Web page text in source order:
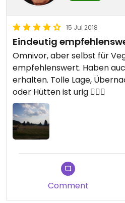
15 Jul 2018
Eindeutig
Omnivor, aber selbst für
empfehlenswert. Haben
erhalten. Tolle Lage,
oder Hütten ist urig 👍🏻🤓
Comment